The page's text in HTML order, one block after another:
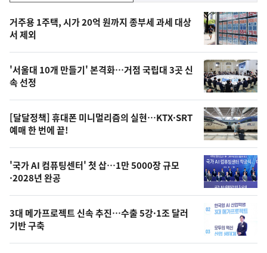
기,
최
신,
오
늘
의
영
상
오
늘
사
진
기
뉴
스
거주용 1주택, 시가 20억 원까지 종부세 과세 대상
서 제외
'서울대 10개 만들기' 본격화…거점 국립대 3곳 신
속 선정
[달달정책] 휴대폰 미니멀리즘의 실현…KTX·SRT
예매 한 번에 끝!
'국가 AI 컴퓨팅센터' 첫 삽…1만 5000장 규모
·2028년 완공
3대 메가프로젝트 신속 추진…수출 5강·1조 달러
기반 구축